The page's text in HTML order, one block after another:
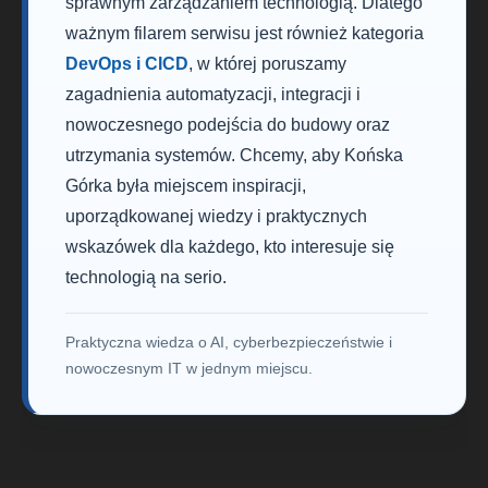
ważnym filarem serwisu jest również kategoria
DevOps i CICD, w której poruszamy
zagadnienia automatyzacji, integracji i
nowoczesnego podejścia do budowy oraz
utrzymania systemów. Chcemy, aby Końska
Górka była miejscem inspiracji,
uporządkowanej wiedzy i praktycznych
wskazówek dla każdego, kto interesuje się
technologią na serio.
Praktyczna wiedza o AI, cyberbezpieczeństwie i
nowoczesnym IT w jednym miejscu.